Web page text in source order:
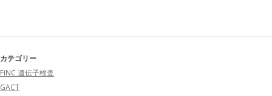
カテゴリー
FiNC 遺伝子検査
GACT